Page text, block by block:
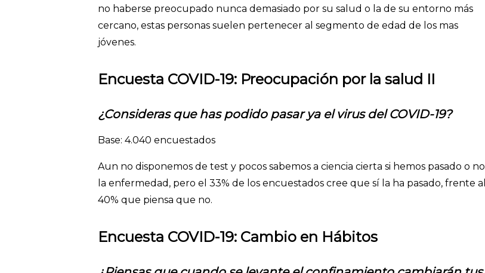
no haberse preocupado nunca demasiado por su salud o la de su entorno más
cercano, estas personas suelen pertenecer al segmento de edad de los mas
jóvenes.
Encuesta COVID-19: Preocupación por la salud II
¿Consideras que has podido pasar ya el virus del COVID-19?
Base: 4.040 encuestados
Aun no disponemos de test y pocos sabemos a ciencia cierta si hemos pasado o no
la enfermedad, pero el 33% de los encuestados cree que sí la ha pasado, frente al
40% que piensa que no.
Encuesta COVID-19: Cambio en Hábitos